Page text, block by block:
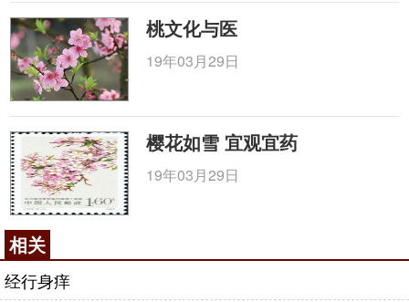
桃文化与医
19年03月29日
樱花如雪 宜观宜药
19年03月29日
相关
经行身痒